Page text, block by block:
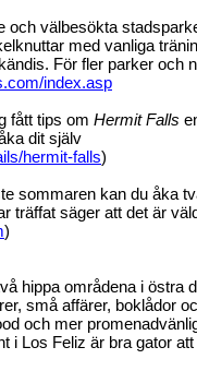
och välbesökta
med vanliga
För fler parker och
index.asp
fått tips om Hermit Falls
dit själv
hermit-falls)
sommaren kan du åka
träffat säger att det är
)
hippa områdena i östra
små affärer, boklådor
och mer
i Los Feliz är bra gator